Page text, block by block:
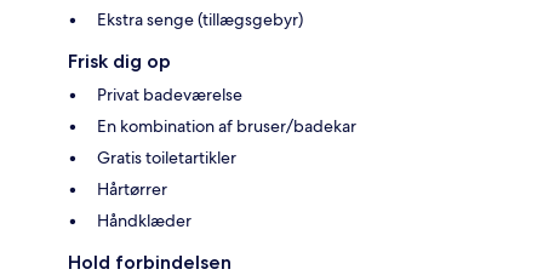
Ekstra senge (tillægsgebyr)
Frisk dig op
Privat badeværelse
En kombination af bruser/badekar
Gratis toiletartikler
Hårtørrer
Håndklæder
Hold forbindelsen